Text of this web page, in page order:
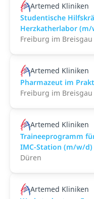
Artemed Kliniken
Studentische
Herzkatherlabor
Freiburg im Breisgau
Artemed Kliniken
Pharmazeut im
Freiburg im Breisgau
Artemed Kliniken
Traineeprogramm
IMC-Station (m/w/d)
Düren
Artemed Kliniken